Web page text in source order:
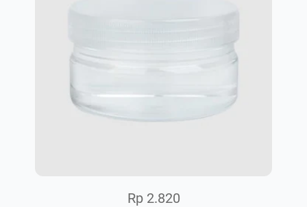
Rp 2.820